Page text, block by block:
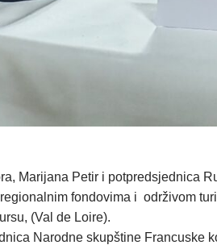
Marijana Petir i potpredsjednica
fondovima i održivom
(Val de Loire).
Narodne skupštine